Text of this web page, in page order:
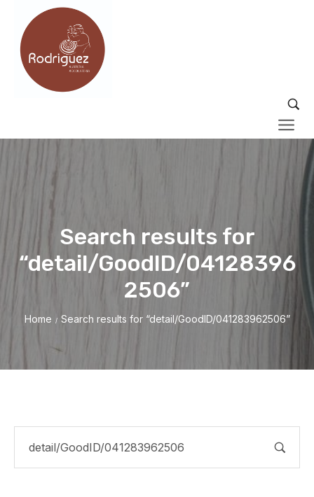
Search results for
“detail/GoodID/04128396
2506”
Home / Search results for “detail/GoodID/041283962506”